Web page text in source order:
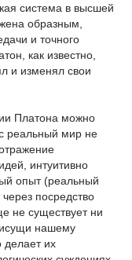
система в высшей
образным,
и точного
как известно,
и изменял свои
Платона можно
реальный мир не
интуитивно
опыт (реальный
посредство
не существует ни
нашему
делает их